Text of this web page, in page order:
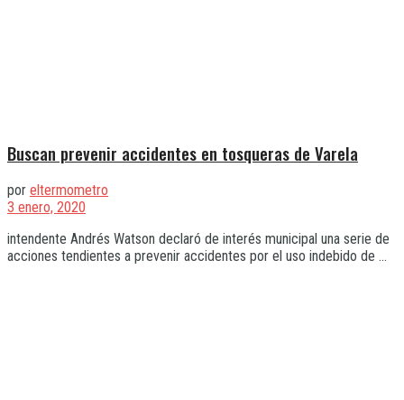
Buscan prevenir accidentes en tosqueras de Varela
por eltermometro
3 enero, 2020
intendente Andrés Watson declaró de interés municipal una serie de
acciones tendientes a prevenir accidentes por el uso indebido de ...